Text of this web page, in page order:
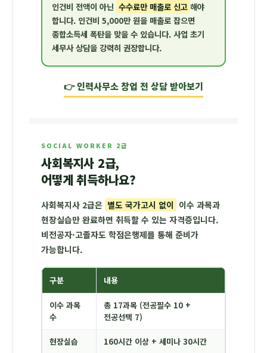
인건비 전액이 아닌 수수료만 매출로 신고 해야
합니다. 인건비 5,000만 원을 매출로 잡으면
종합소득세 폭탄을 맞을 수 있습니다. 사업 초기
세무사 상담을 강력히 권장합니다.
👉 인력사무소 창업 전 상담 받아보기
SOCIAL WORKER 2급
사회복지사 2급,
어떻게 취득하나요?
사회복지사 2급은 별도 국가고시 없이 이수 과목과
현장실습만 완료하면 취득할 수 있는 자격증입니다.
비전공자·고졸자도 학점은행제를 통해 준비가
가능합니다.
구분 내용
이수 과목
수
총 17과목 (전공필수 10 +
전공선택 7)
현장실습 160시간 이상 + 세미나 30시간